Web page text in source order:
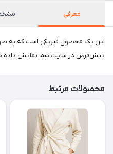
معرفی
این یک محصول فیزیکی است که به
پیش‌فرض در سایت شما نمایش داده
محصولات مرتبط